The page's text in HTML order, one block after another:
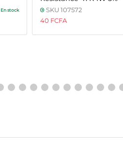
En stock SKU 107572
40 FCFA